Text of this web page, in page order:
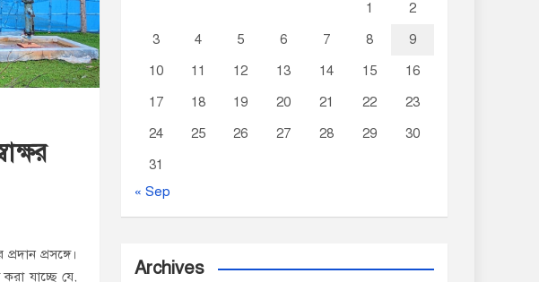
প্রসঙ্গে।
যাচ্ছে যে,
1
2
3
4 5 6 7 8
9
10
11 12 13 14 15
16
17
18 19 20 21 22
23
24
25 26 27 28 29
30
31
« Sep
Archives